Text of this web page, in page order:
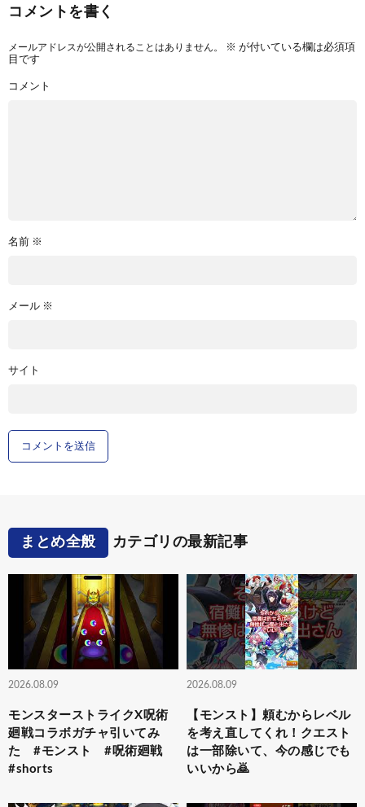
コメントを書く
メールアドレスが公開されることはありません。 ※ が付いている欄は必須項
目です
コメント
名前 ※
メール ※
サイト
まとめ全般 カテゴリの最新記事
2026.08.09
モンスターストライクX呪術
廻戦コラボガチャ引いてみ
た #モンスト #呪術廻戦
#shorts
2026.08.09
【モンスト】頼むからレベル
を考え直してくれ！クエスト
は一部除いて、今の感じでも
いいから🙇